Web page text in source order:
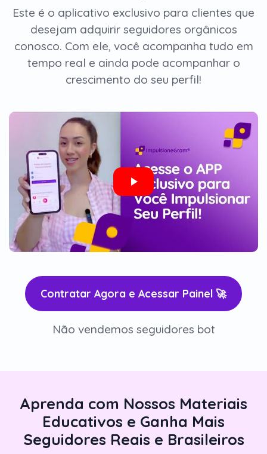
Este é o aplicativo exclusivo para clientes que
desejam adquirir seguidores orgânicos
conosco. Com ele, você acompanha tudo em
tempo real e ainda pode acompanhar o
crescimento do seu perfil!
Contratar Agora e Acessar Painel 🚀
Não vendemos seguidores bot
Aprenda com Nossos Materiais
Educativos e Ganha Mais
Seguidores Reais e Brasileiros